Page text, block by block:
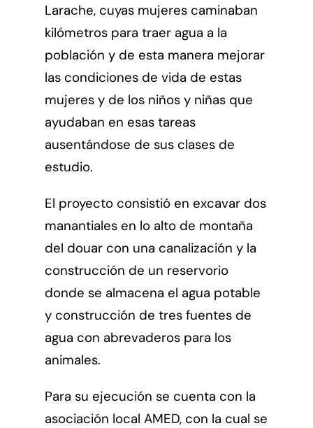
Larache, cuyas mujeres caminaban
kilómetros para traer agua a la
población y de esta manera mejorar
las condiciones de vida de estas
mujeres y de los niños y niñas que
ayudaban en esas tareas
ausentándose de sus clases de
estudio.
El proyecto consistió en excavar dos
manantiales en lo alto de montaña
del douar con una canalización y la
construcción de un reservorio
donde se almacena el agua potable
y construcción de tres fuentes de
agua con abrevaderos para los
animales.
Para su ejecución se cuenta con la
asociación local AMED, con la cual se